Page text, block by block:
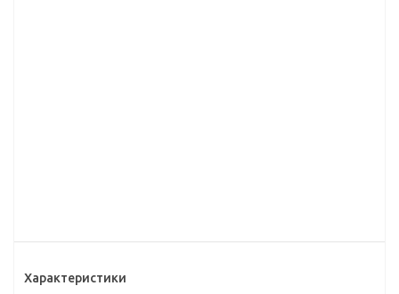
Характеристики